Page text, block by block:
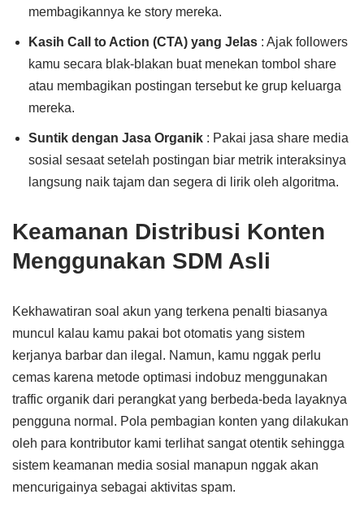
membagikannya ke story mereka.
Kasih Call to Action (CTA) yang Jelas : Ajak followers
kamu secara blak-blakan buat menekan tombol share
atau membagikan postingan tersebut ke grup keluarga
mereka.
Suntik dengan Jasa Organik : Pakai jasa share media
sosial sesaat setelah postingan biar metrik interaksinya
langsung naik tajam dan segera di lirik oleh algoritma.
Keamanan Distribusi Konten
Menggunakan SDM Asli
Kekhawatiran soal akun yang terkena penalti biasanya
muncul kalau kamu pakai bot otomatis yang sistem
kerjanya barbar dan ilegal. Namun, kamu nggak perlu
cemas karena metode optimasi indobuz menggunakan
traffic organik dari perangkat yang berbeda-beda layaknya
pengguna normal. Pola pembagian konten yang dilakukan
oleh para kontributor kami terlihat sangat otentik sehingga
sistem keamanan media sosial manapun nggak akan
mencurigainya sebagai aktivitas spam.